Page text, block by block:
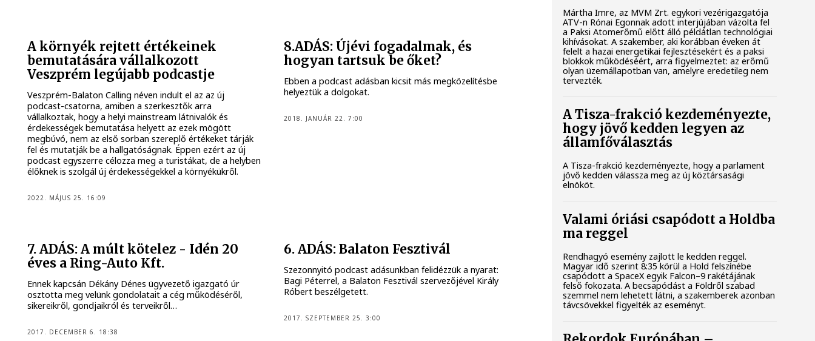
A környék rejtett értékeinek
bemutatására vállalkozott
Veszprém legújabb podcastje
Veszprém-Balaton Calling néven indult el az az új
podcast-csatorna, amiben a szerkesztők arra
vállalkoztak, hogy a helyi mainstream látnivalók és
érdekességek bemutatása helyett az ezek mögött
megbúvó, nem az első sorban szereplő értékeket tárják
fel és mutatják be a hallgatóságnak. Éppen ezért az új
podcast egyszerre célozza meg a turistákat, de a helyben
élőknek is szolgál új érdekességekkel a környékükről.
2022. MÁJUS 25. 16:09
8.ADÁS: Újévi fogadalmak, és
hogyan tartsuk be őket?
Ebben a podcast adásban kicsit más megközelítésbe
helyeztük a dolgokat.
2018. JANUÁR 22. 7:00
7. ADÁS: A múlt kötelez - Idén 20
éves a Ring-Auto Kft.
Ennek kapcsán Dékány Dénes ügyvezető igazgató úr
osztotta meg velünk gondolatait a cég működéséről,
sikereikről, gondjaikról és terveikről…
2017. DECEMBER 6. 18:38
6. ADÁS: Balaton Fesztivál
Szezonnyitó podcast adásunkban felidézzük a nyarat:
Bagi Péterrel, a Balaton Fesztivál szervezőjével Király
Róbert beszélgetett.
2017. SZEPTEMBER 25. 3:00
Mártha Imre, az MVM Zrt. egykori vezérigazgatója
ATV-n Rónai Egonnak adott interjújában vázolta fel
a Paksi Atomerőmű előtt álló példátlan technológiai
kihívásokat. A szakember, aki korábban éveken át
felelt a hazai energetikai fejlesztésekért és a paksi
blokkok működéséért, arra figyelmeztet: az erőmű
olyan üzemállapotban van, amelyre eredetileg nem
tervezték.
A Tisza-frakció kezdeményezte,
hogy jövő kedden legyen az
államfőválasztás
A Tisza-frakció kezdeményezte, hogy a parlament
jövő kedden válassza meg az új köztársasági
elnököt.
Valami óriási csapódott a Holdba
ma reggel
Rendhagyó esemény zajlott le kedden reggel.
Magyar idő szerint 8:35 körül a Hold felszínébe
csapódott a SpaceX egyik Falcon–9 rakétájának
felső fokozata. A becsapódást a Földről szabad
szemmel nem lehetett látni, a szakemberek azonban
távcsövekkel figyelték az eseményt.